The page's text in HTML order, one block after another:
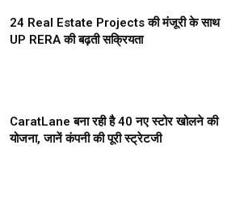
24 Real Estate Projects की मंजूरी के साथ
UP RERA की बढ़ती सक्रियता
CaratLane बना रही है 40 नए स्टोर खोलने की
योजना, जानें कंपनी की पूरी स्ट्रेटजी